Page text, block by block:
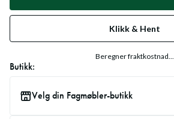
Klikk & Hent
Beregner fraktkostnad...
Butikk:
Velg din Fagmøbler-butikk